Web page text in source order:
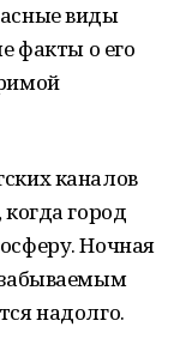
виды
факты о его
каналов
город
Ночная
надолго.